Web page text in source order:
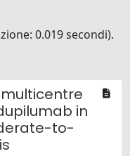
0.019 secondi).
in
to-